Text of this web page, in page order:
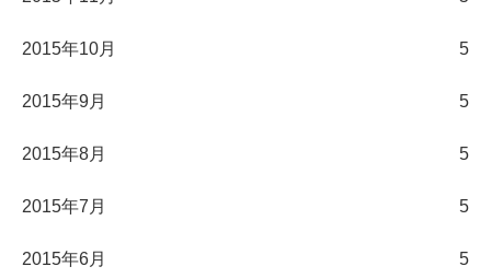
2015年10月 5
2015年9月 5
2015年8月 5
2015年7月 5
2015年6月 5